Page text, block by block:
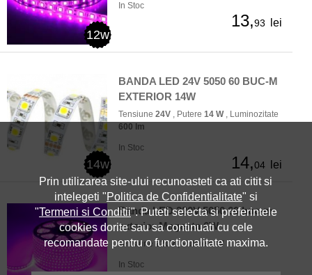
12w
In Stoc
13,93 lei
14w
BANDA LED 24V 5050 60 BUC-M
EXTERIOR 14W
Tensiune 24V , Putere 14 W, Luminozitate
600 lm
In Stoc
14,04 lei
Banda LED 220V 5050 60 buc-m
exterior Magenta 6W
Tensiune220V, Putere6 W
In Stoc
Prin utilizarea site-ului recunoasteti ca ati citit si
intelegeti "Politica de Confidentialitate" si
"Termeni si Conditii". Puteti selecta si preferintele
cookies dorite sau sa continuati cu cele
recomandate pentru o functionalitate maxima.